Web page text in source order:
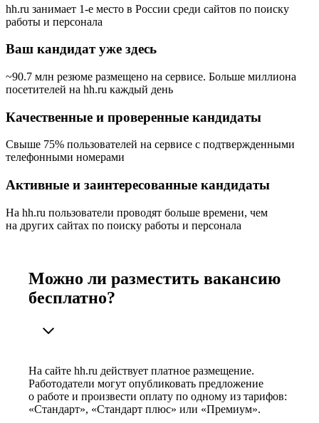
hh.ru занимает 1-е место в России среди сайтов по поиску
работы и персонала
Ваш кандидат уже здесь
~90.7 млн резюме размещено на сервисе. Больше миллиона
посетителей на hh.ru каждый день
Качественные и проверенные кандидаты
Свыше 75% пользователей на сервисе с подтвержденными
телефонными номерами
Активные и заинтересованные кандидаты
На hh.ru пользователи проводят больше времени, чем
на других сайтах по поиску работы и персонала
Можно ли разместить вакансию
бесплатно?
На сайте hh.ru действует платное размещение.
Работодатели могут опубликовать предложение
о работе и произвести оплату по одному из тарифов:
«Стандарт», «Стандарт плюс» или «Премиум».